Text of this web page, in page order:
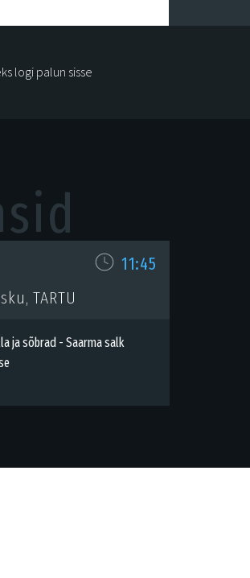
logi palun sisse
11:45
TARTU
ja sõbrad - Saarma salk